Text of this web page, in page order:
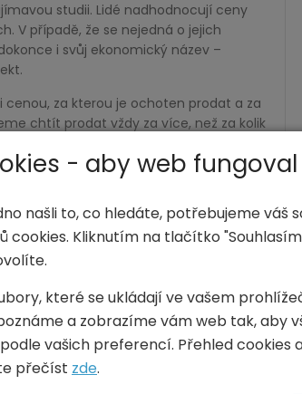
studii. Lidé nadhodnocují ceny
V případě, že se nejedná o jejich
i svůj ekonomický název –
cenou, za kterou je ochoten prodat a za
chtít prodat vždy za více, než za kolik
to netýká jen nemovitostí, ale v
citové pouto. A jsme tedy ochotni se
že prodejem musíme získat
100 tis. korun už ale nikdy stejnou
věšeli lustry či pokládali podlahu, to
o ceně.
- aby web fungoval
našli to, co hledáte, potřebujeme váš
cookies. Kliknutím na tlačítko
které se ukládají ve vašem
a zobrazíme vám web tak, aby
vašich preferencí. Přehled cookies
přečíst zde.